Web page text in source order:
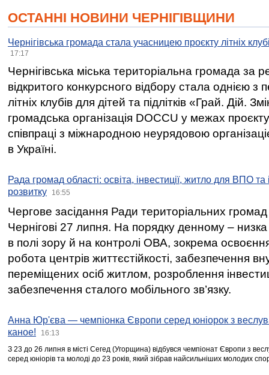
ОСТАННІ НОВИНИ ЧЕРНІГІВЩИНИ
Чернігівська громада стала учасницею проєкту літніх
17:17
Чернігівська міська територіальна громада за
відкритого конкурсного відбору стала однією
літніх клубів для дітей та підлітків «Грай. Дій.
громадська організація DOCCU у межах
співпраці з міжнародною неурядовою
в Україні.
Рада громад області: освіта, інвестиції, житло для ВПО
розвитку
16:55
Чергове засідання Ради територіальних громад
Чернігові 27 липня. На порядку денному –
в полі зору й на контролі ОВА, зокрема освоєння
робота центрів життєстійкості, забезпечення
переміщених осіб житлом, розроблення
забезпечення сталого мобільного зв’язку.
Анна Юр'єва — чемпіонка Європи серед юніорок з
каное!
16:13
З 23 до 26 липня в місті Сегед (Угорщина) відбувся чемпіонат Європи з
серед юніорів та молоді до 23 років, який зібрав найсильніших молодих